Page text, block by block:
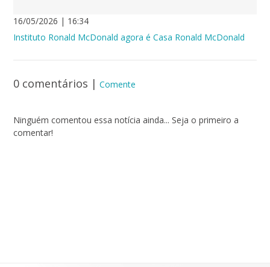
16/05/2026 | 16:34
Instituto Ronald McDonald agora é Casa Ronald McDonald
0 comentários | Comente
Ninguém comentou essa notícia ainda... Seja o primeiro a
comentar!